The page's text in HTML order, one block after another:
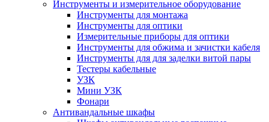
Инструменты и измерительное оборудование
Инструменты для монтажа
Инструменты для оптики
Измерительные приборы для оптики
Инструменты для обжима и зачистки кабеля
Инструменты для для заделки витой пары
Тестеры кабельные
УЗК
Мини УЗК
Фонари
Антивандальные шкафы